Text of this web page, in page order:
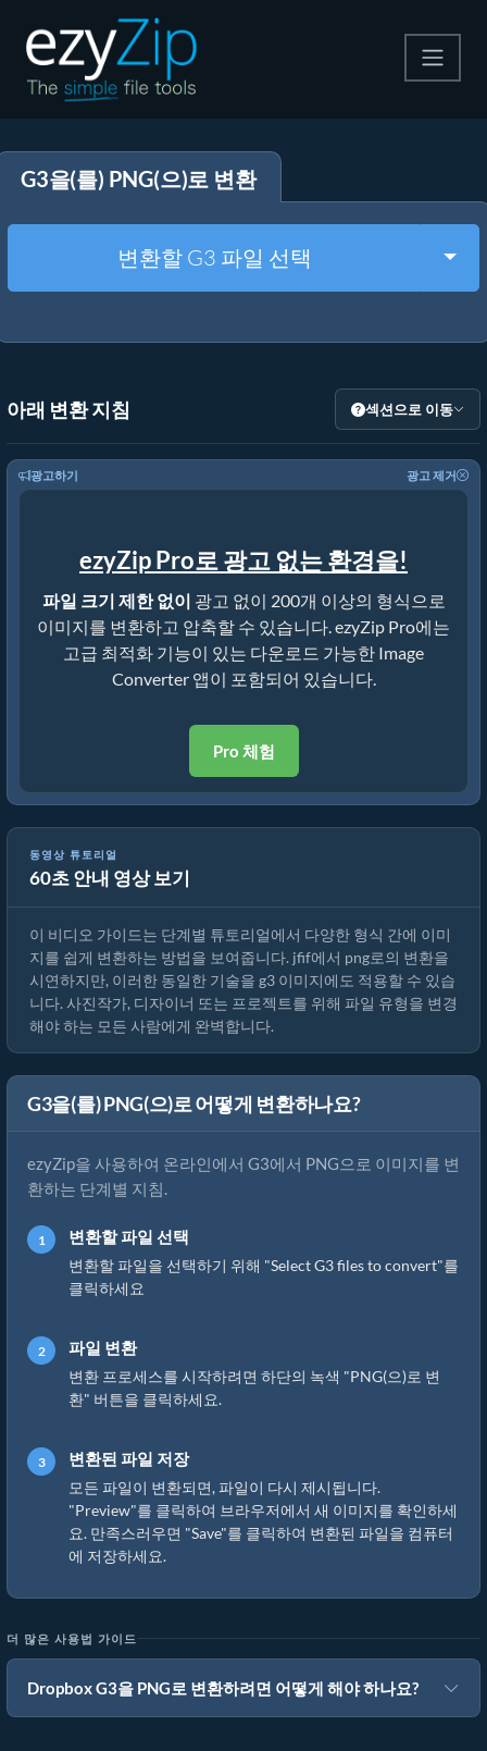
압축 해제
기타 도구
G3을(를) PNG(으)로 변환
변환할 G3 파일 선택
아래 변환 지침 섹션으로 이동
광고하기 광고 제거
ezyZip Pro로 광고 없는 환경을!
파일 크기 제한 없이 광고 없이 200개 이상의 형식으로
이미지를 변환하고 압축할 수 있습니다. ezyZip Pro에는
고급 최적화 기능이 있는 다운로드 가능한 Image
Converter 앱이 포함되어 있습니다.
Pro 체험
동영상 튜토리얼
60초 안내 영상 보기
온라인에서 이미지 형식을 변환하는 방법
이 비디오 가이드는 단계별 튜토리얼에서 다양한 형식 간에 이미
지를 쉽게 변환하는 방법을 보여줍니다. jfif에서 png로의 변환을
시연하지만, 이러한 동일한 기술을 g3 이미지에도 적용할 수 있습
니다. 사진작가, 디자이너 또는 프로젝트를 위해 파일 유형을 변경
해야 하는 모든 사람에게 완벽합니다.
G3을(를) PNG(으)로 어떻게 변환하나요?
ezyZip을 사용하여 온라인에서 G3에서 PNG으로 이미지를 변
환하는 단계별 지침.
변환할 파일 선택
변환할 파일을 선택하기 위해 "Select G3 files to convert"를
클릭하세요
파일 변환
변환 프로세스를 시작하려면 하단의 녹색 "PNG(으)로 변
환" 버튼을 클릭하세요.
변환된 파일 저장
모든 파일이 변환되면, 파일이 다시 제시됩니다.
"Preview"를 클릭하여 브라우저에서 새 이미지를 확인하세
요. 만족스러우면 "Save"를 클릭하여 변환된 파일을 컴퓨터
에 저장하세요.
더 많은 사용법 가이드
Dropbox G3을 PNG로 변환하려면 어떻게 해야 하나요?